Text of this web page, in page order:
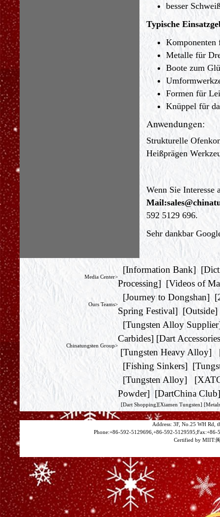
besser
Typische
Komponenten
Metalle für
Boote zum
Formen für
Knüppel für
Anwendungen:
Strukturelle
Heißprägen
Wenn Sie Interesse
Mail:
592 5129 696.
Sehr dankbar
Media Center>
[Information Bank] [
Processing] [Videos of
Ours Teams>
[Journey to Dongshan] [
Spring Festival] [Outside]
Chinatungsten Group>
[Tungsten Alloy Supplier
Carbides] [Dart
[Tungsten Heavy Alloy]
[Fishing Sinkers] [
[Tungsten Alloy] [
Powder] [DartChina Club
[Dart Shopping][Xiamen Tungsten]
Address: 3F, No.25 WH Rd,
Phone:+86-592-5129696,+86-592-
Certified by MIIT: